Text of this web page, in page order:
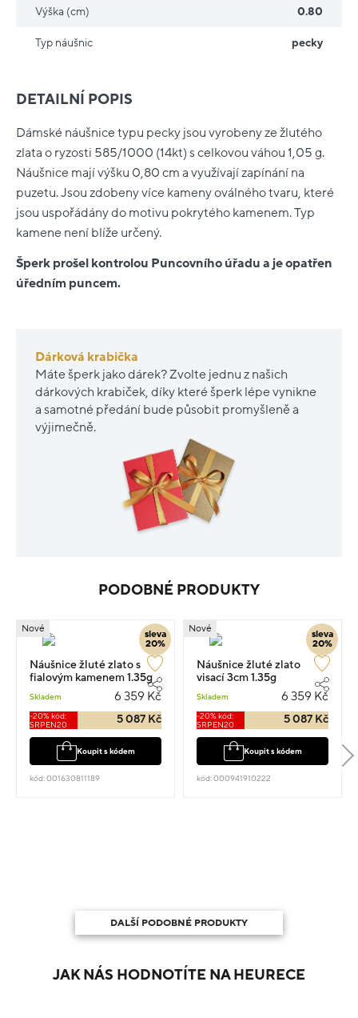
DETAILNÍ POPIS
Dámské náušnice typu pecky jsou vyrobeny ze žlutého
zlata o ryzosti 585/1000 (14kt) s celkovou váhou 1,05 g.
Náušnice mají výšku 0,80 cm a využívají zapínání na
puzetu. Jsou zdobeny více kameny oválného tvaru, které
jsou uspořádány do motivu pokrytého kamenem. Typ
kamene není blíže určený.
Šperk prošel kontrolou Puncovního úřadu a je opatřen
úředním puncem.
Dárková krabička
Máte šperk jako dárek? Zvolte jednu z našich
dárkových krabiček, díky které šperk lépe vynikne
a samotné předání bude působit promyšleně a
výjimečně.
Výška (cm) 0.80
Typ náušnic pecky
PODOBNÉ PRODUKTY
sleva
20%
Nové
Náušnice žluté zlato s
fialovým kamenem 1.35g
Skladem 6 359 Kč
-20% kód:
SRPEN20
5 087 Kč
Koupit s kódem
kód: 001630811189
sleva
20%
Nové
Náušnice žluté zlato
visací 3cm 1.35g
Skladem 6 359 Kč
-20% kód:
SRPEN20
5 087 Kč
Koupit s kódem
kód: 000941910222
DALŠÍ PODOBNÉ PRODUKTY
JAK NÁS HODNOTÍTE NA HEURECE